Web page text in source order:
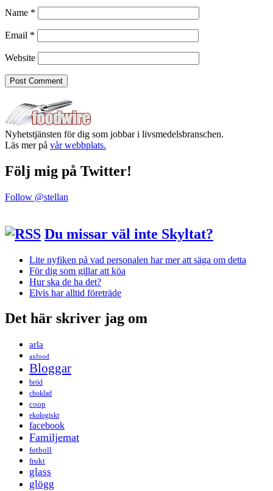
Name *
Email *
Website
Nyhetstjänsten för dig som jobbar i livsmedelsbranschen.
Läs mer på vår webbplats.
Följ mig på Twitter!
Follow @stellan
Du missar väl inte Skyltat?
Lite nyfiken på vad personalen har mer att säga om detta
För dig som gillar att köa
Hur ska de ha det?
Elvis har alltid företräde
Det här skriver jag om
arla
axfood
Bloggar
bröd
choklad
coop
ekologiskt
facebook
Familjemat
fotboll
frukt
glass
glögg